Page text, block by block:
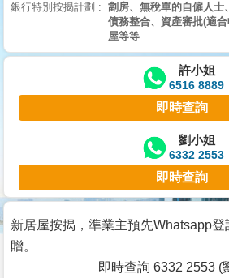
樓/
交
業
主
宅
谷
按
銀行特別按揭計劃
劏房、無稅單的自僱人士、
債務整合、資產審批(適
屋等等
許小姐
6516 8889
即時查詢
劉小姐
6332 2553
即時查詢
新居屋按揭，準業主預先Whatsapp登
贈。
即時查詢 6332 2553 (